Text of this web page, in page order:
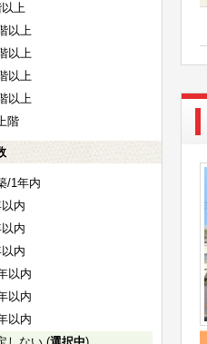
上
以上
以上
以上
以上
階
/1年内
内
内
内
以内
以内
以内